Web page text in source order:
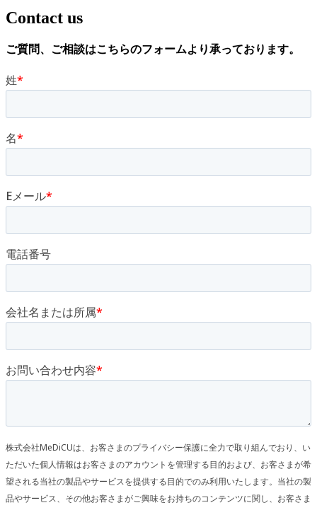
Contact us
ご質問、 ご相談はこちらのフォームより承っております。